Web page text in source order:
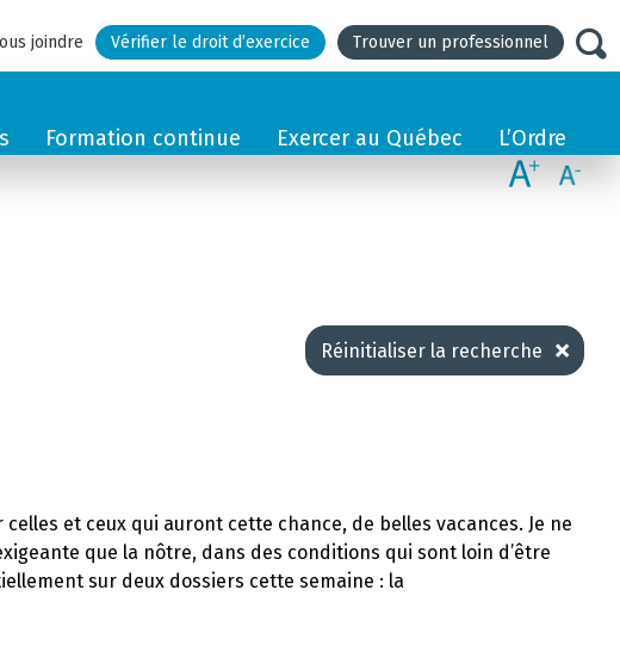
joindre Vérifier le droit d’exercice Trouver un professionnel
Formation continue Exercer au Québec L’Ordre
Réinitialiser la recherche
et ceux qui auront cette chance, de belles vacances. Je ne
que la nôtre, dans des conditions qui sont loin d’être
sur deux dossiers cette semaine : la